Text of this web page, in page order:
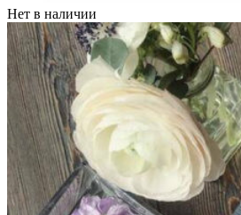
Нет в наличии